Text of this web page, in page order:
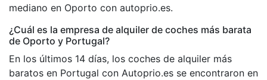
mediano en Oporto con autoprio.es.
¿Cuál es la empresa de alquiler de coches más barata
de Oporto y Portugal?
En los últimos 14 días, los coches de alquiler más
baratos en Portugal con Autoprio.es se encontraron en